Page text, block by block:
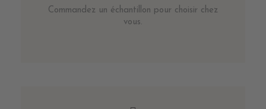
Commandez un échantillon pour choisir chez
vous.